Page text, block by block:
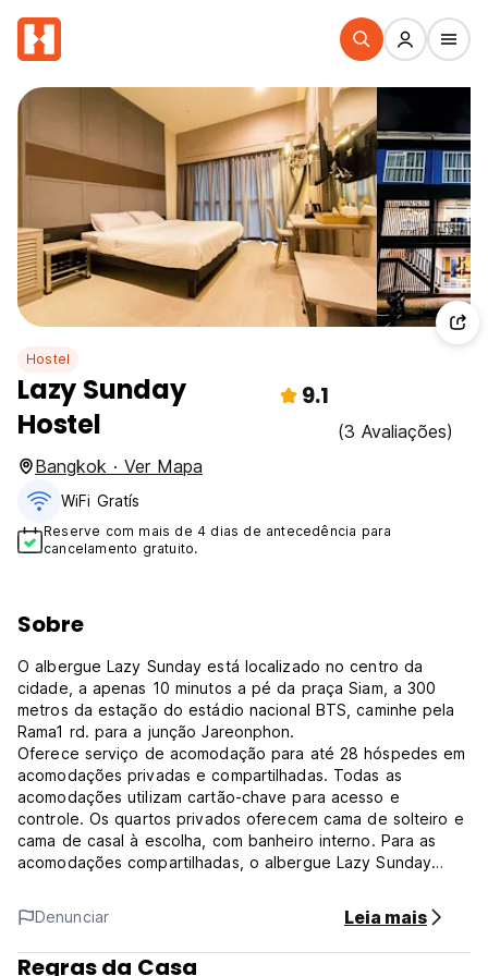
Hostel
Lazy Sunday
Hostel
9.1
(3 Avaliações)
Bangkok · Ver Mapa
WiFi Gratís
Reserve com mais de 4 dias de antecedência para
cancelamento gratuito.
Sobre
O albergue Lazy Sunday está localizado no centro da
cidade, a apenas 10 minutos a pé da praça Siam, a 300
metros da estação do estádio nacional BTS, caminhe pela
Rama1 rd. para a junção Jareonphon.
Oferece serviço de acomodação para até 28 hóspedes em
acomodações privadas e compartilhadas. Todas as
acomodações utilizam cartão-chave para acesso e
controle. Os quartos privados oferecem cama de solteiro e
cama de casal à escolha, com banheiro interno. Para as
acomodações compartilhadas, o albergue Lazy Sunday
e feminino. A cama cápsula possui armário próprio e espaço
livre para criar relaxamento e conforto para nossos
hóspedes. Os banheiros compartilhados foram projetados
intencionalmente para proporcionar conforto aos hóspedes,
Denunciar Leia mais
Regras da Casa